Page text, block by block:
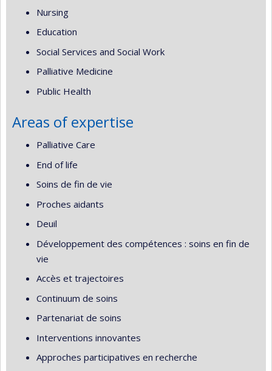
Nursing
Education
Social Services and Social Work
Palliative Medicine
Public Health
Areas of expertise
Palliative Care
End of life
Soins de fin de vie
Proches aidants
Deuil
Développement des compétences : soins en fin de
vie
Accès et trajectoires
Continuum de soins
Partenariat de soins
Interventions innovantes
Approches participatives en recherche